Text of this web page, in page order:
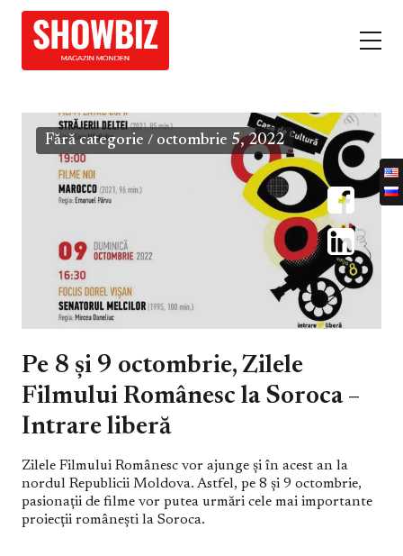
Fără categorie / octombrie 5, 2022
Pe 8 și 9 octombrie, Zilele
Filmului Românesc la Soroca –
Intrare liberă
Zilele Filmului Românesc vor ajunge și în acest an la
nordul Republicii Moldova. Astfel, pe 8 și 9 octombrie,
pasionații de filme vor putea urmări cele mai importante
proiecții românești la Soroca.